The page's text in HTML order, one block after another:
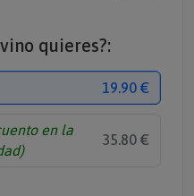
quieres?:
19.90 €
en la
35.80 €